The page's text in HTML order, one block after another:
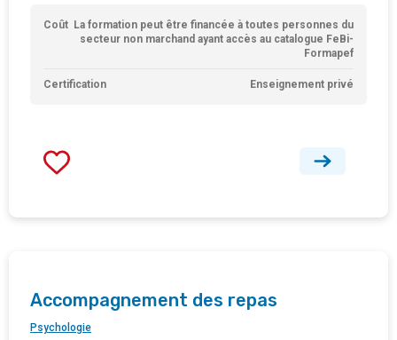
Coût La formation peut être financée à toutes personnes du
secteur non marchand ayant accès au catalogue FeBi-
Formapef
Certification Enseignement privé
Accompagnement des repas
Psychologie